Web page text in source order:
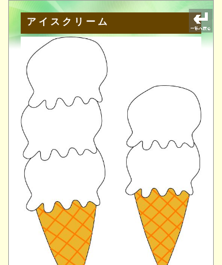
アイスクリーム